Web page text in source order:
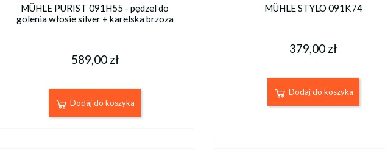
MÜHLE PURIST 091H55 - pędzel do
golenia włosie silver + karelska brzoza
589,00 zł
Dodaj do koszyka
MÜHLE STYLO 091K74
379,00 zł
Dodaj do koszyka